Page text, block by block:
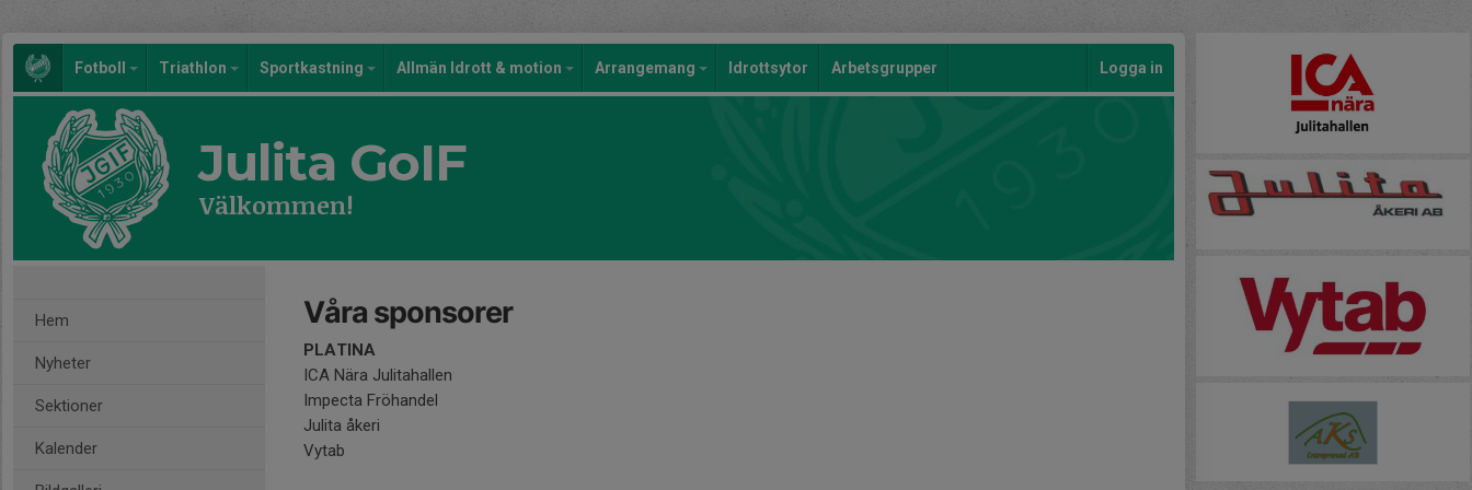
Fotboll Triathlon Sportkastning Allmän Idrott & motion Arrangemang Idrottsytor Arbetsgrupper Logga in
Julita GoIF
Välkommen!
Hem
Nyheter
Sektioner
Kalender
Våra sponsorer
PLATINA
ICA Nära Julitahallen
Impecta Fröhandel
Julita åkeri
Vytab